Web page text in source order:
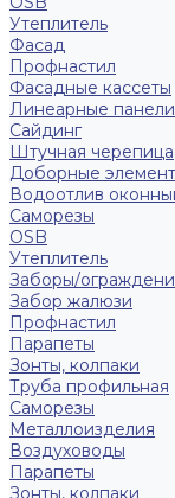
Утеплитель
Фасад
Профнастил
Фасадные кассеты
Линеарные панели
Сайдинг
Штучная черепица
Доборные
Водоотлив
Саморезы
OSB
Утеплитель
Заборы/
Забор жалюзи
Профнастил
Парапеты
Зонты, колпаки
Труба профильная
Саморезы
Металлоизделия
Воздуховоды
Парапеты
Зонты, колпаки